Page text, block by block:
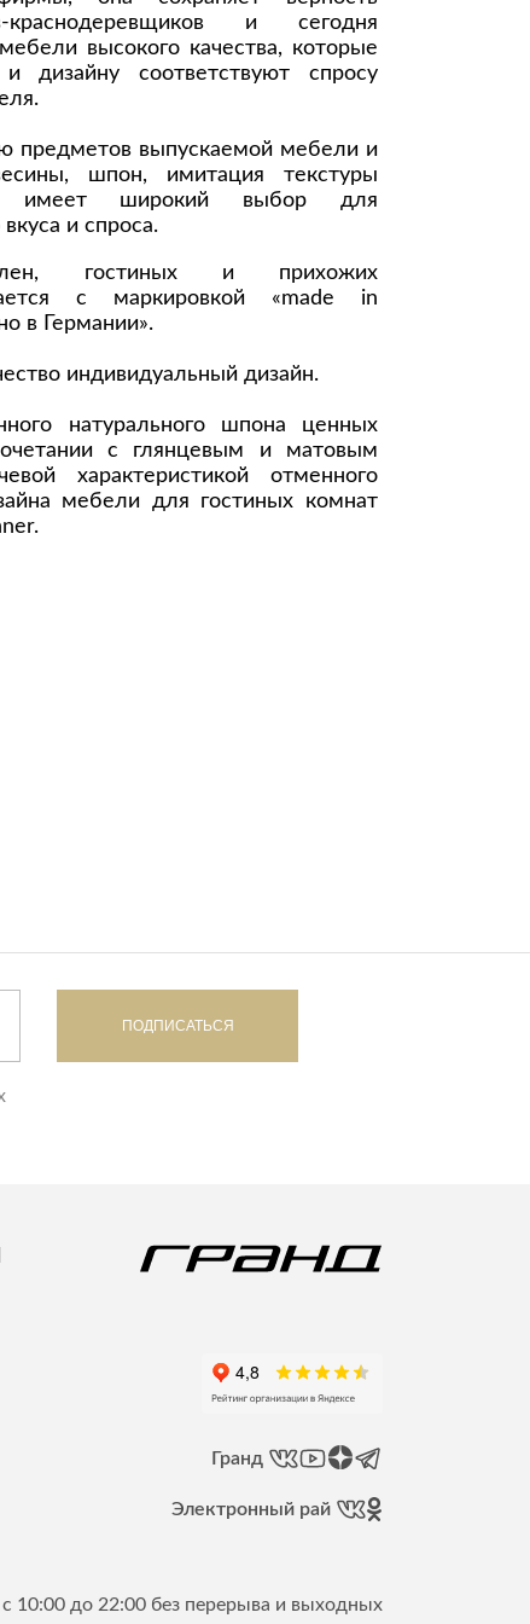
комнаты
жидкие гвозди,
Комоды
Прикроватные тумбы
Тумбы для обуви
Тумбы под ТВ
Электроника и бытовая
техника
Все для геймеров
Игровые приставки
краснодеревщиков и сегодня
высокого качества, которые
дизайну соответствуют спросу
предметов выпускаемой мебели и
шпон, имитация текстуры
имеет широкий выбор для
и спроса.
гостиных и прихожих
с маркировкой «made in
в Германии».
индивидуальный дизайн.
натурального шпона ценных
с глянцевым и матовым
характеристикой отменного
мебели для гостиных комнат
ПОДПИСАТЬСЯ
10:00 до 22:00 без перерыва и выходных
Гранд
Электронный рай